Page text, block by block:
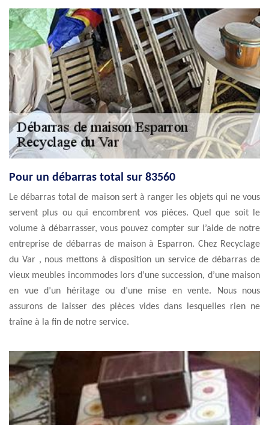
Pour un débarras total sur 83560
Le débarras total de maison sert à ranger les objets qui ne vous
servent plus ou qui encombrent vos pièces. Quel que soit le
volume à débarrasser, vous pouvez compter sur l’aide de notre
entreprise de débarras de maison à Esparron. Chez Recyclage
du Var , nous mettons à disposition un service de débarras de
vieux meubles incommodes lors d’une succession, d’une maison
en vue d’un héritage ou d’une mise en vente. Nous nous
assurons de laisser des pièces vides dans lesquelles rien ne
traîne à la fin de notre service.